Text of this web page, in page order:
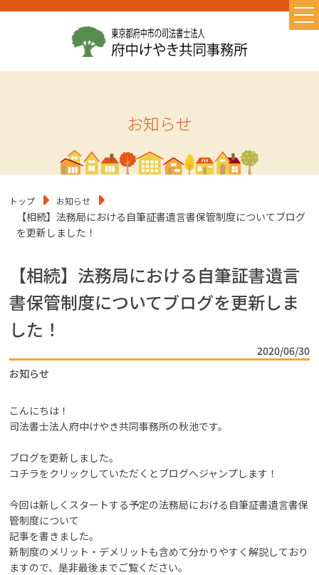
TOP
初めての方へ
よくある質問
お知らせ
コラム
相続に必要なもの
相続手続きを司法書士へ依頼す
こんなお悩みありませんか？
お知らせ
トップ お知らせ
【相続】法務局における自筆証書遺言書保管制度についてブログ
を更新しました！
【相続】法務局における自筆証書遺言
書保管制度についてブログを更新しま
した！
2020/06/30
お知らせ
こんにちは！
司法書士法人府中けやき共同事務所の秋池です。
ブログを更新しました。
コチラをクリックしていただくとブログへジャンプします！
今回は新しくスタートする予定の法務局における自筆証書遺言書保
管制度について
記事を書きました。
新制度のメリット・デメリットも含めて分かりやすく解説しており
ますので、是非最後までご覧ください。